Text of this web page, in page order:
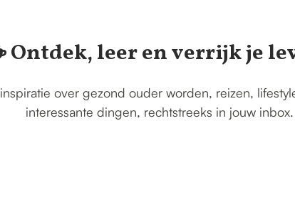
Ontdek, leer en verrijk je
over gezond ouder worden, reizen,
interessante dingen, rechtstreeks in jouw inbox.